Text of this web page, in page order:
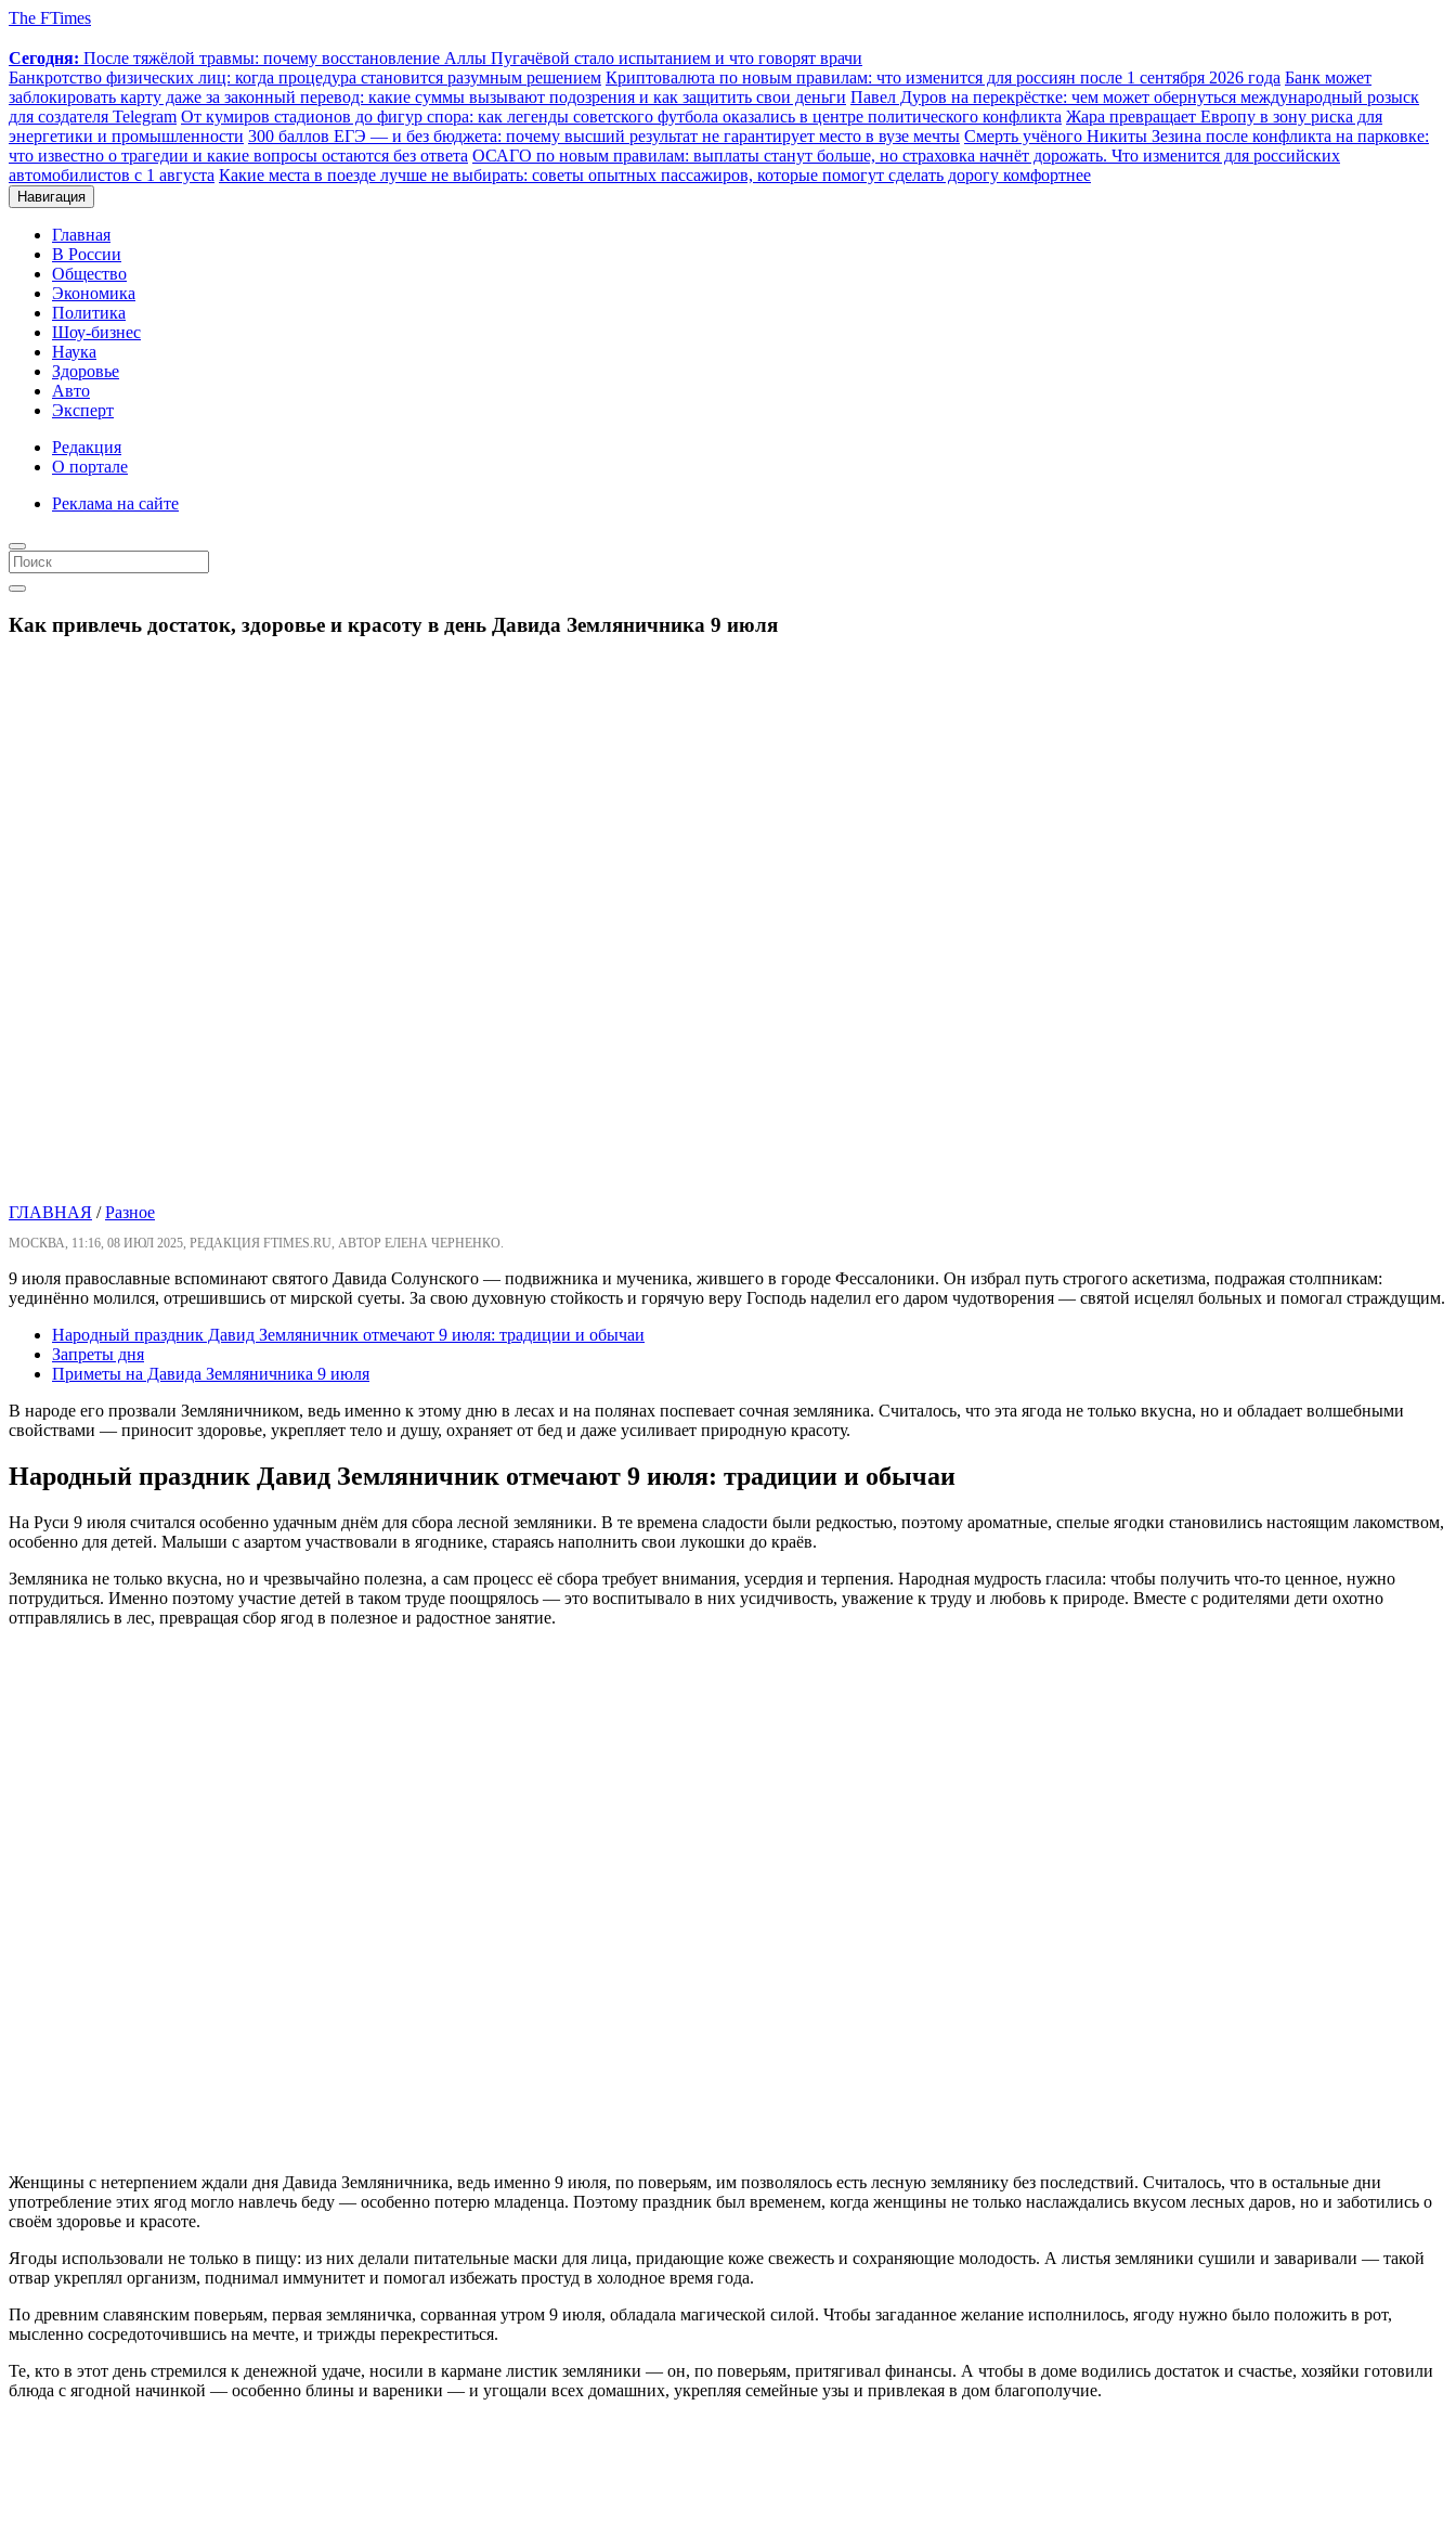
The FTimes
Сегодня: После тяжёлой травмы: почему восстановление Аллы Пугачёвой стало испытанием и что говорят врачи
Банкротство физических лиц: когда процедура становится разумным решением Криптовалюта по новым правилам: что изменится для россиян после 1 сентября 2026 года Банк может
заблокировать карту даже за законный перевод: какие суммы вызывают подозрения и как защитить свои деньги Павел Дуров на перекрёстке: чем может обернуться международный розыск
для создателя Telegram От кумиров стадионов до фигур спора: как легенды советского футбола оказались в центре политического конфликта Жара превращает Европу в зону риска для
энергетики и промышленности 300 баллов ЕГЭ — и без бюджета: почему высший результат не гарантирует место в вузе мечты Смерть учёного Никиты Зезина после конфликта на парковке:
что известно о трагедии и какие вопросы остаются без ответа ОСАГО по новым правилам: выплаты станут больше, но страховка начнёт дорожать. Что изменится для российских
автомобилистов с 1 августа Какие места в поезде лучше не выбирать: советы опытных пассажиров, которые помогут сделать дорогу комфортнее
Навигация
Главная
В России
Общество
Экономика
Политика
Шоу-бизнес
Наука
Здоровье
Авто
Эксперт
Редакция
О портале
Реклама на сайте
Как привлечь достаток, здоровье и красоту в день Давида Земляничника 9 июля
ГЛАВНАЯ /Разное
МОСКВА, 11:16, 08 ИЮЛ 2025, РЕДАКЦИЯ FTIMES.RU, АВТОР ЕЛЕНА ЧЕРНЕНКО.
9 июля православные вспоминают святого Давида Солунского — подвижника и мученика, жившего в городе Фессалоники. Он избрал путь строгого аскетизма, подражая столпникам:
уединённо молился, отрешившись от мирской суеты. За свою духовную стойкость и горячую веру Господь наделил его даром чудотворения — святой исцелял больных и помогал страждущим.
Народный праздник Давид Земляничник отмечают 9 июля: традиции и обычаи
Запреты дня
Приметы на Давида Земляничника 9 июля
В народе его прозвали Земляничником, ведь именно к этому дню в лесах и на полянах поспевает сочная земляника. Считалось, что эта ягода не только вкусна, но и обладает волшебными
свойствами — приносит здоровье, укрепляет тело и душу, охраняет от бед и даже усиливает природную красоту.
Народный праздник Давид Земляничник отмечают 9 июля: традиции и обычаи
На Руси 9 июля считался особенно удачным днём для сбора лесной земляники. В те времена сладости были редкостью, поэтому ароматные, спелые ягодки становились настоящим лакомством,
особенно для детей. Малыши с азартом участвовали в ягоднике, стараясь наполнить свои лукошки до краёв.
Земляника не только вкусна, но и чрезвычайно полезна, а сам процесс её сбора требует внимания, усердия и терпения. Народная мудрость гласила: чтобы получить что-то ценное, нужно
потрудиться. Именно поэтому участие детей в таком труде поощрялось — это воспитывало в них усидчивость, уважение к труду и любовь к природе. Вместе с родителями дети охотно
отправлялись в лес, превращая сбор ягод в полезное и радостное занятие.
Женщины с нетерпением ждали дня Давида Земляничника, ведь именно 9 июля, по поверьям, им позволялось есть лесную землянику без последствий. Считалось, что в остальные дни
употребление этих ягод могло навлечь беду — особенно потерю младенца. Поэтому праздник был временем, когда женщины не только наслаждались вкусом лесных даров, но и заботились о
своём здоровье и красоте.
Ягоды использовали не только в пищу: из них делали питательные маски для лица, придающие коже свежесть и сохраняющие молодость. А листья земляники сушили и заваривали — такой
отвар укреплял организм, поднимал иммунитет и помогал избежать простуд в холодное время года.
По древним славянским поверьям, первая земляничка, сорванная утром 9 июля, обладала магической силой. Чтобы загаданное желание исполнилось, ягоду нужно было положить в рот,
мысленно сосредоточившись на мечте, и трижды перекреститься.
Те, кто в этот день стремился к денежной удаче, носили в кармане листик земляники — он, по поверьям, притягивал финансы. А чтобы в доме водились достаток и счастье, хозяйки готовили
блюда с ягодной начинкой — особенно блины и вареники — и угощали всех домашних, укрепляя семейные узы и привлекая в дом благополучие.